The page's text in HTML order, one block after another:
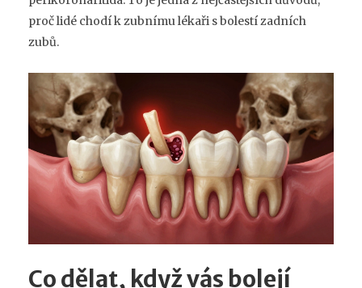
proč lidé chodí k zubnímu lékaři s bolestí zadních
zubů.
Co dělat, když vás bolejí